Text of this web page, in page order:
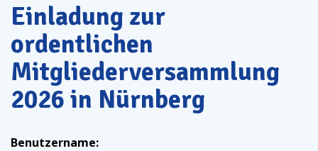
Einladung zur
ordentlichen
Mitgliederversammlung
2026 in Nürnberg
Benutzername: